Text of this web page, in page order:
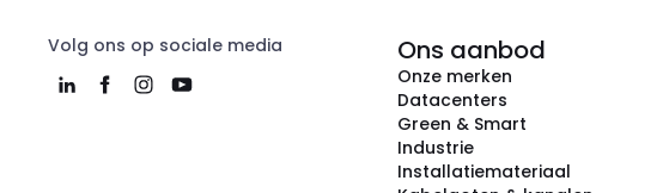
Volg ons op sociale media Ons aanbod
Onze merken
Datacenters
Green & Smart
Industrie
Installatiemateriaal